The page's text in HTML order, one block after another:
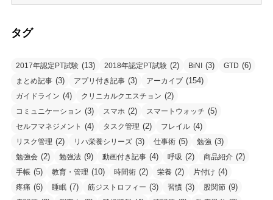
リ
タグ
2017年認定PT試験 (13) 2018年認定PT試験 (2) BiNI (3) GTD (6)
まとめ記事 (3) アプリ付き記事 (3) アーカイブ (154)
ガイドライン (4) クリニカルクエスチョン (2)
コミュニケーション (3) スマホ (2) スマートウォッチ (5)
セルフマネジメント (4) タスク管理 (2) フレイル (4)
リスク管理 (2) リハ栄養シリーズ (3) 仕事術 (5) 勉強 (3)
勉強会 (2) 勉強法 (9) 動画付き記事 (4) 呼吸 (2) 商品紹介 (2)
手帳 (5) 教育・管理 (10) 時間術 (2) 栄養 (2) 片付け (4)
疼痛 (6) 睡眠 (7) 筋ジストロフィー (3) 習慣 (3) 股関節 (9)